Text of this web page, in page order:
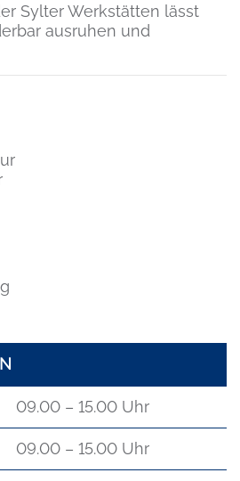
Sylter Werkstätten lässt
ausruhen und
09.00 – 15.00 Uhr
09.00 – 15.00 Uhr